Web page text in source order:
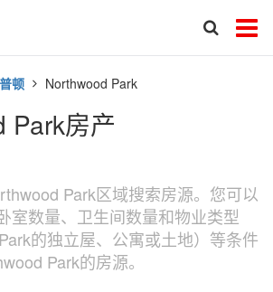
顿 Northwood Park
Park房产
Park区域搜索房源。您可以
室数量、卫生间数量和物业类型
的独立屋、公寓或土地）等条件
Park的房源。